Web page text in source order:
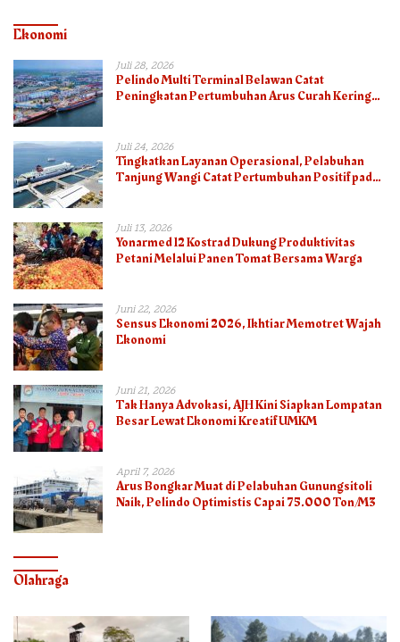
Ekonomi
Juli 28, 2026
Pelindo Multi Terminal Belawan Catat
Peningkatan Pertumbuhan Arus Curah Kering
Juli 24, 2026
Tingkatkan Layanan Operasional, Pelabuhan
Tanjung Wangi Catat Pertumbuhan Positif pada
Juli 13, 2026
Yonarmed 12 Kostrad Dukung Produktivitas
Petani Melalui Panen Tomat Bersama Warga
Juni 22, 2026
Sensus Ekonomi 2026, Ikhtiar Memotret Wajah
Ekonomi
Juni 21, 2026
Tak Hanya Advokasi, AJH Kini Siapkan Lompatan
Besar Lewat Ekonomi Kreatif UMKM
April 7, 2026
Arus Bongkar Muat di Pelabuhan Gunungsitoli
Naik, Pelindo Optimistis Capai 75.000 Ton/M3
Olahraga